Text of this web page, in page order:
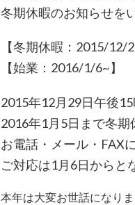
冬期休暇のお知らせを
【冬期休暇：2015/12/
【始業：2016/1/6~】
2015年12月29日午後15
2016年1月5日まで冬期
お電話・メール・FAX
ご対応は1月6日からと
本年は大変お世話になりま